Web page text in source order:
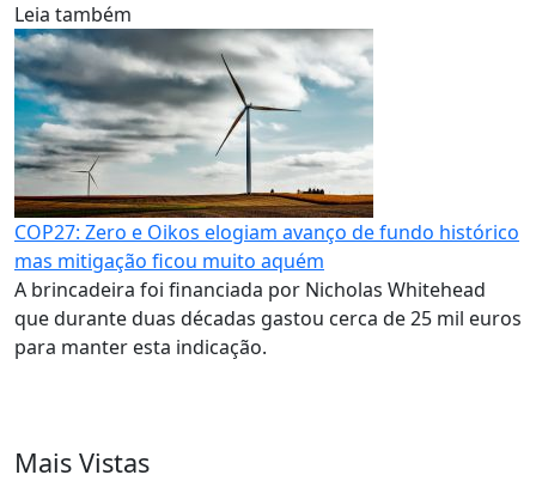
Leia também
COP27: Zero e Oikos elogiam avanço de fundo histórico
mas mitigação ficou muito aquém
A brincadeira foi financiada por Nicholas Whitehead
que durante duas décadas gastou cerca de 25 mil euros
para manter esta indicação.
Mais Vistas